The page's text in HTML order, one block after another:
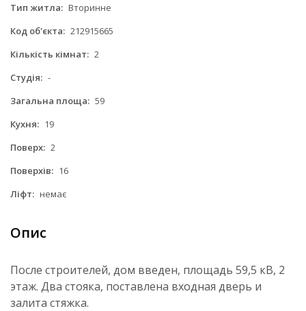
Тип житла: Вторинне
Код об'єкта: 212915665
Кількість кімнат: 2
Студія: -
Загальна площа: 59
Кухня: 19
Поверх: 2
Поверхів: 16
Ліфт: немає
Опис
После строителей, дом введен, площадь 59,5 кВ, 2
этаж. Два стояка, поставлена входная дверь и
залита стяжка.